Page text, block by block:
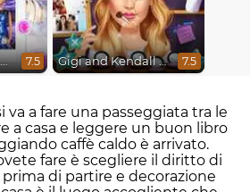
Barbie's Instagram Life 7.5 Gigi and Kendall BFFS 7.5
a fare una passeggiata tra le
a casa e leggere un buon libro
caffè caldo è arrivato.
fare è scegliere il diritto di
di partire e decorazione